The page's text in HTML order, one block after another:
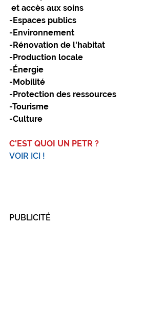
et accès aux soins
-Espaces publics
-Environnement
-Rénovation de l'habitat
-Production locale
-Énergie
-Mobilité
-Protection des ressources
-Tourisme
-Culture
C'EST QUOI UN PETR ?
VOIR ICI !
PUBLICITÉ